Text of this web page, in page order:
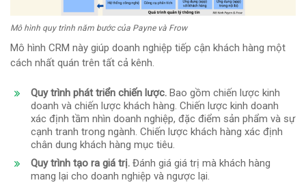
Mô hình quy trình năm bước của Payne và Frow
Mô hình CRM này giúp doanh nghiệp tiếp cận khách hàng một
cách nhất quán trên tất cả kênh.
Quy trình phát triển chiến lược. Bao gồm chiến lược kinh
doanh và chiến lược khách hàng. Chiến lược kinh doanh
xác định tầm nhìn doanh nghiệp, đặc điểm sản phẩm và sự
cạnh tranh trong ngành. Chiến lược khách hàng xác định
chân dung khách hàng mục tiêu.
Quy trình tạo ra giá trị. Đánh giá giá trị mà khách hàng
mang lại cho doanh nghiệp và ngược lại.